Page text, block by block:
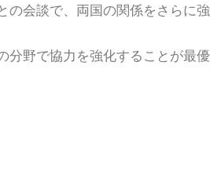
の会談で、両国の関係をさらに強
分野で協力を強化することが最優